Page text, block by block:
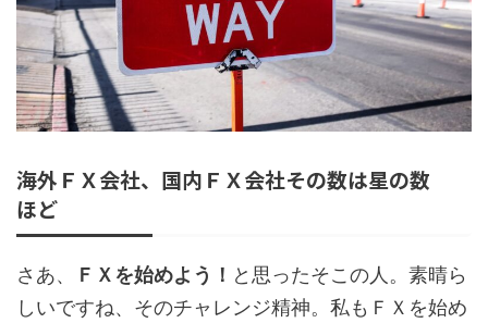
海外ＦＸ会社、国内ＦＸ会社その数は星の数
ほど
さあ、 ＦＸを始めよう！ と思ったそこの人。素晴ら
しいですね、そのチャレンジ精神。私もＦＸを始め